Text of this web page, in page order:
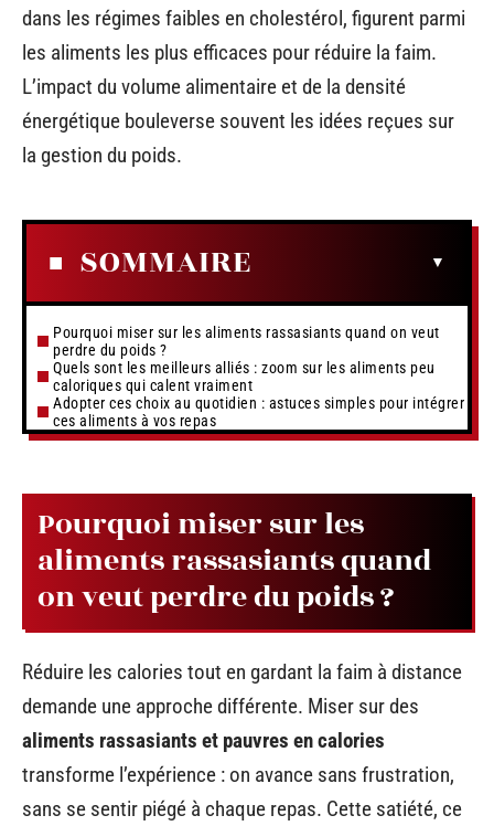
dans les régimes faibles en cholestérol, figurent parmi
les aliments les plus efficaces pour réduire la faim.
L’impact du volume alimentaire et de la densité
énergétique bouleverse souvent les idées reçues sur
la gestion du poids.
SOMMAIRE
Pourquoi miser sur les aliments rassasiants quand on veut
perdre du poids ?
Quels sont les meilleurs alliés : zoom sur les aliments peu
caloriques qui calent vraiment
Adopter ces choix au quotidien : astuces simples pour intégrer
ces aliments à vos repas
Pourquoi miser sur les
aliments rassasiants quand
on veut perdre du poids ?
Réduire les calories tout en gardant la faim à distance
demande une approche différente. Miser sur des
aliments rassasiants et pauvres en calories
transforme l’expérience : on avance sans frustration,
sans se sentir piégé à chaque repas. Cette satiété, ce